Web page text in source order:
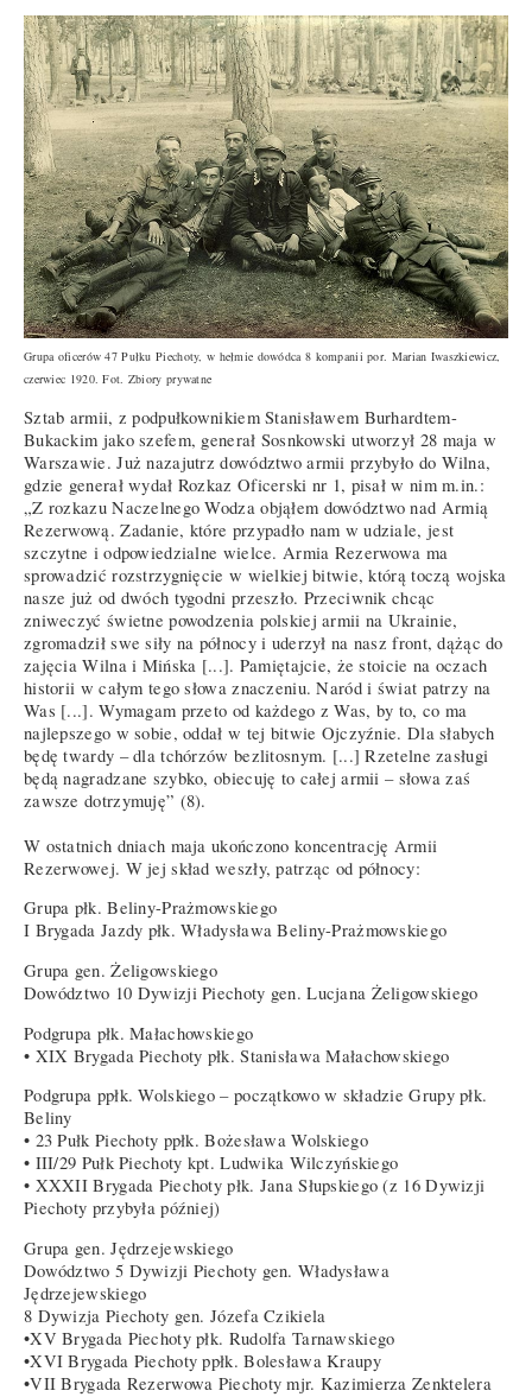
Grupa oficerów 47 Pułku Piechoty, w hełmie dowódca 8 kompanii por. Marian Iwaszkiewicz,
czerwiec 1920. Fot. Zbiory prywatne
Sztab armii, z podpułkownikiem Stanisławem Burhardtem-
Bukackim jako szefem, generał Sosnkowski utworzył 28 maja w
Warszawie. Już nazajutrz dowództwo armii przybyło do Wilna,
gdzie generał wydał Rozkaz Oficerski nr 1, pisał w nim m.in.:
„Z rozkazu Naczelnego Wodza objąłem dowództwo nad Armią
Rezerwową. Zadanie, które przypadło nam w udziale, jest
szczytne i odpowiedzialne wielce. Armia Rezerwowa ma
sprowadzić rozstrzygnięcie w wielkiej bitwie, którą toczą wojska
nasze już od dwóch tygodni przeszło. Przeciwnik chcąc
zniweczyć świetne powodzenia polskiej armii na Ukrainie,
zgromadził swe siły na północy i uderzył na nasz front, dążąc do
zajęcia Wilna i Mińska [...]. Pamiętajcie, że stoicie na oczach
historii w całym tego słowa znaczeniu. Naród i świat patrzy na
Was [...]. Wymagam przeto od każdego z Was, by to, co ma
najlepszego w sobie, oddał w tej bitwie Ojczyźnie. Dla słabych
będę twardy – dla tchórzów bezlitosnym. [...] Rzetelne zasługi
będą nagradzane szybko, obiecuję to całej armii – słowa zaś
zawsze dotrzymuję” (8).
W ostatnich dniach maja ukończono koncentrację Armii
Rezerwowej. W jej skład weszły, patrząc od północy:
Grupa płk. Beliny-Prażmowskiego
I Brygada Jazdy płk. Władysława Beliny-Prażmowskiego
Grupa gen. Żeligowskiego
Dowództwo 10 Dywizji Piechoty gen. Lucjana Żeligowskiego
Podgrupa płk. Małachowskiego
• XIX Brygada Piechoty płk. Stanisława Małachowskiego
Podgrupa ppłk. Wolskiego – początkowo w składzie Grupy płk.
Beliny
• 23 Pułk Piechoty ppłk. Bożesława Wolskiego
• III/29 Pułk Piechoty kpt. Ludwika Wilczyńskiego
• XXXII Brygada Piechoty płk. Jana Słupskiego (z 16 Dywizji
Piechoty przybyła później)
Grupa gen. Jędrzejewskiego
Dowództwo 5 Dywizji Piechoty gen. Władysława
Jędrzejewskiego
8 Dywizja Piechoty gen. Józefa Czikiela
•XV Brygada Piechoty płk. Rudolfa Tarnawskiego
•XVI Brygada Piechoty ppłk. Bolesława Kraupy
•VII Brygada Rezerwowa Piechoty mjr. Kazimierza Zenktelera